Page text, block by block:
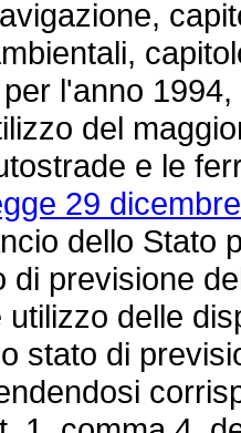
l'anno
del
e le
29
dello Stato
di previsione
utilizzo delle
stato di